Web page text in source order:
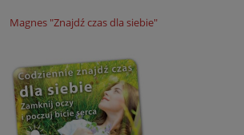
Magnes "Znajdź czas dla siebie"